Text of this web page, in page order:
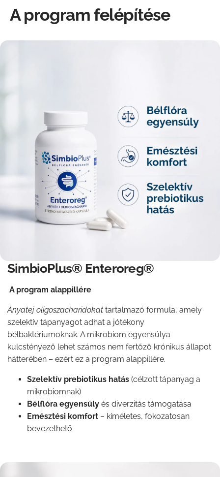
A program felépítése
SimbioPlus® Enteroreg®
A program alappillére
Anyatej oligoszacharidokat tartalmazó formula, amely
szelektív tápanyagot adhat a jótékony
bélbaktériumoknak. A mikrobiom egyensúlya
kulcstényező lehet számos nem fertőző krónikus állapot
hátterében – ezért ez a program alappillére.
Szelektív prebiotikus hatás (célzott tápanyag a
mikrobiomnak)
Bélflóra egyensúly és diverzitás támogatása
Emésztési komfort – kíméletes, fokozatosan
bevezethető